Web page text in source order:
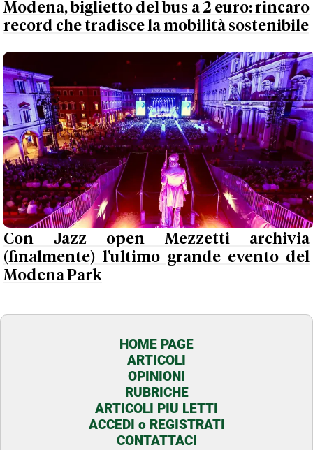
Modena, biglietto del bus a 2 euro: rincaro
record che tradisce la mobilità sostenibile
Con Jazz open Mezzetti archivia
(finalmente) l'ultimo grande evento del
Modena Park
HOME PAGE
ARTICOLI
OPINIONI
RUBRICHE
ARTICOLI PIU LETTI
ACCEDI o REGISTRATI
CONTATTACI